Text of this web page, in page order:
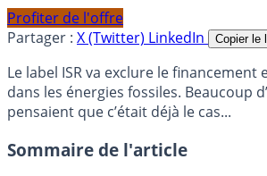
Profiter de l'offre
Partager : X (Twitter) LinkedIn Copier le
Le label ISR va exclure le financement
dans les énergies fossiles. Beaucoup
pensaient que c’était déjà le cas...
Sommaire de l'article